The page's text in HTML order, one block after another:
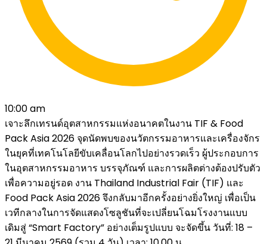
10:00 am
เจาะลึกเทรนด์อุตสาหกรรมแห่งอนาคตในงาน TIF & Food
Pack Asia 2026 จุดนัดพบของนวัตกรรมอาหารและเครื่องจักร
ในยุคที่เทคโนโลยีขับเคลื่อนโลกไปอย่างรวดเร็ว ผู้ประกอบการ
ในอุตสาหกรรมอาหาร บรรจุภัณฑ์ และการผลิตต่างต้องปรับตัว
เพื่อความอยู่รอด งาน Thailand Industrial Fair (TIF) และ
Food Pack Asia 2026 จึงกลับมาอีกครั้งอย่างยิ่งใหญ่ เพื่อเป็น
เวทีกลางในการจัดแสดงโซลูชันที่จะเปลี่ยนโฉมโรงงานแบบ
เดิมสู่ “Smart Factory” อย่างเต็มรูปแบบ จะจัดขึ้น วันที่: 18 –